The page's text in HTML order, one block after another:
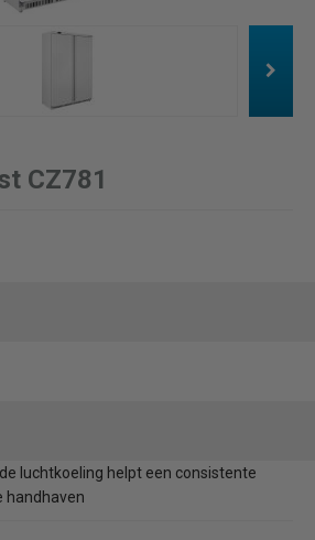
CZ781
luchtkoeling helpt een consistente
handhaven